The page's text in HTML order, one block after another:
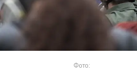
Фото: